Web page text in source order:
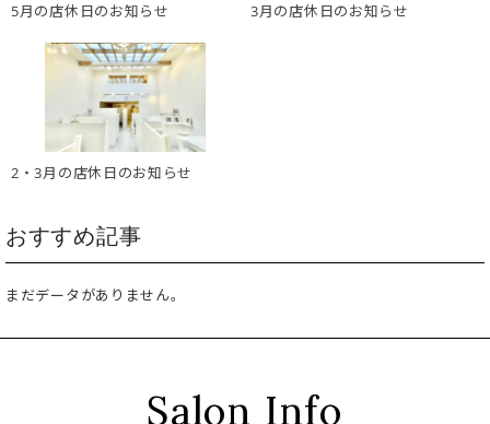
5月の店休日のお知らせ 3月の店休日のお知らせ
2・3月の店休日のお知らせ
おすすめ記事
まだデータがありません。
Salon Info